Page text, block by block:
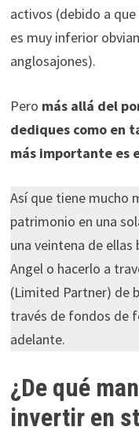
activos (debido a
es muy inferior
anglosajones).
Pero más allá del
dediques como en
más importante es
Así que tiene mucho
patrimonio en una
una veintena de ellas
Angel o hacerlo a
(Limited Partner) de
través de fondos de
adelante.
¿De qué
invertir en